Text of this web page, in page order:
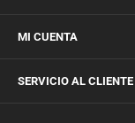
MI CUENTA
SERVICIO AL CLIENTE